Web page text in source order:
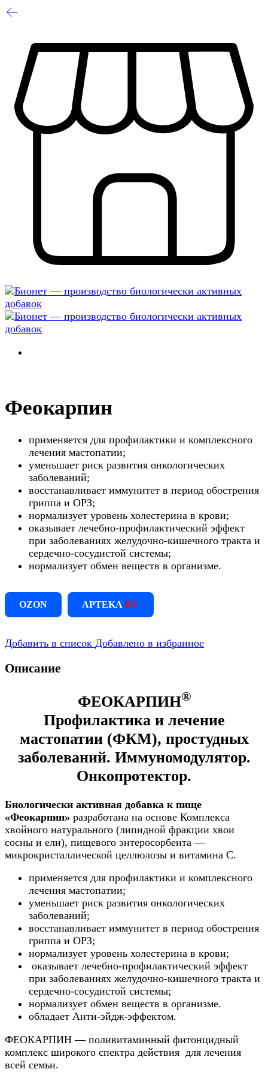
Феокарпин
применяется для профилактики и комплексного
лечения мастопатии;
уменьшает риск развития онкологических
заболеваний;
восстанавливает иммунитет в период обострения
гриппа и ОРЗ;
нормализует уровень холестерина в крови;
оказывает лечебно-профилактический эффект
при заболеваниях желудочно-кишечного тракта и
сердечно-сосудистой системы;
нормализует обмен веществ в организме.
OZON APTEKA.RU
Добавить в список Добавлено в избранное
Описание
ФЕОКАРПИН®
Профилактика и лечение
мастопатии (ФКМ), простудных
заболеваний. Иммуномодулятор.
Онкопротектор.
Биологически активная добавка к пище
«Феокарпин» разработана на основе Комплекса
хвойного натурального (липидной фракции хвои
сосны и ели), пищевого энтеросорбента —
микрокристаллической целлюлозы и витамина С.
применяется для профилактики и комплексного
лечения мастопатии;
уменьшает риск развития онкологических
заболеваний;
восстанавливает иммунитет в период обострения
гриппа и ОРЗ;
нормализует уровень холестерина в крови;
оказывает лечебно-профилактический эффект
при заболеваниях желудочно-кишечного тракта и
сердечно-сосудистой системы;
нормализует обмен веществ в организме.
обладает Анти-эйдж-эффектом.
ФЕОКАРПИН — поливитаминный фитонцидный
комплекс широкого спектра действия для лечения
всей семьи.